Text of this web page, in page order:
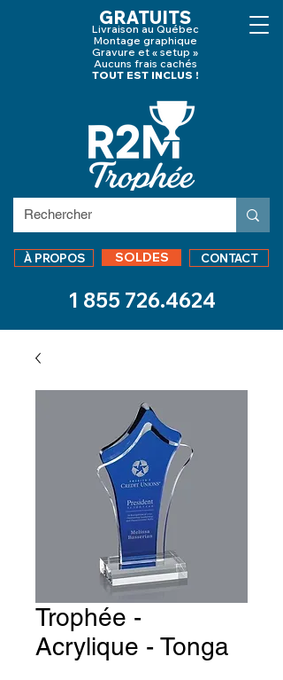
GRATUITS
Livraison au Québec
Montage graphique
Gravure et « setup »
Aucuns frais cachés
TOUT EST INCLUS !
À PROPOS SOLDES CONTACT
1 855 726.4624
Trophée -
Acrylique - Tonga